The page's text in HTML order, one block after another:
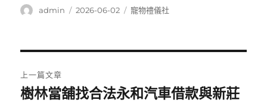
作
admin
發
2026-06-02
分
寵物禮儀社
章
上一篇文章
上
樹林當舖找合法永和汽車借款與新莊